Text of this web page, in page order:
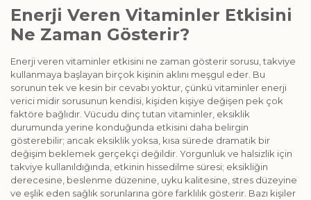
Enerji Veren Vitaminler Etkisini
Ne Zaman Gösterir?
Enerji veren vitaminler etkisini ne zaman gösterir sorusu, takviye
kullanmaya başlayan birçok kişinin aklını meşgul eder. Bu
sorunun tek ve kesin bir cevabı yoktur, çünkü vitaminler enerji
verici midir sorusunun kendisi, kişiden kişiye değişen pek çok
faktöre bağlıdır. Vücudu dinç tutan vitaminler, eksiklik
durumunda yerine konduğunda etkisini daha belirgin
gösterebilir; ancak eksiklik yoksa, kısa sürede dramatik bir
değişim beklemek gerçekçi değildir. Yorgunluk ve halsizlik için
takviye kullanıldığında, etkinin hissedilme süresi; eksikliğin
derecesine, beslenme düzenine, uyku kalitesine, stres düzeyine
ve eşlik eden sağlık sorunlarına göre farklılık gösterir. Bazı kişiler